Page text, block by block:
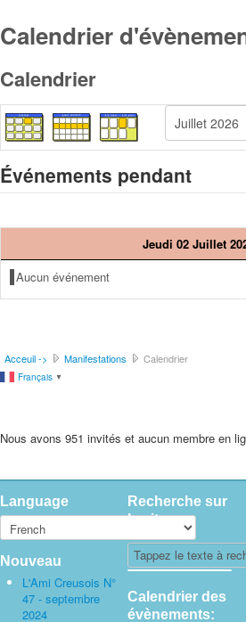
Calendrier
Calendrier
Événements pendant
Jeudi 02 Juillet
Aucun événement
Acceuil -> Manifestations Calendrier
Français ▼
Nous avons 951 invités et aucun membre en
Language
Nouveau
L'Ami Creusois N°
47 - septembre
2024
Recherche sur
le site
Calendrier des
évènements: